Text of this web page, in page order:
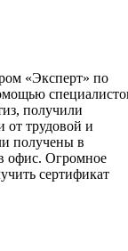
«Эксперт» по
получили
от трудовой и
получены в
офис. Огромное
сертификат